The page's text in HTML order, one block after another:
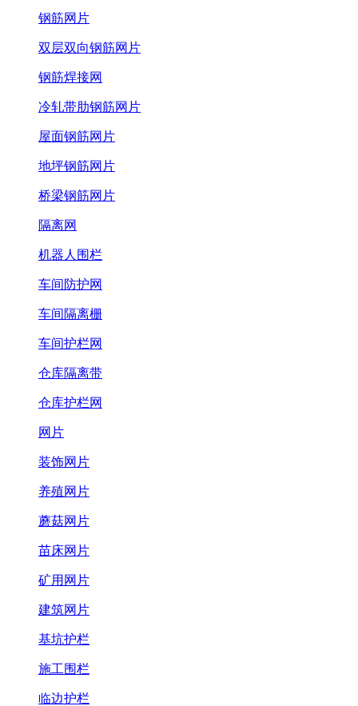
钢筋网片
双层双向钢筋网片
钢筋焊接网
冷轧带肋钢筋网片
屋面钢筋网片
地坪钢筋网片
桥梁钢筋网片
隔离网
机器人围栏
车间防护网
车间隔离栅
车间护栏网
仓库隔离带
仓库护栏网
网片
装饰网片
养殖网片
蘑菇网片
苗床网片
矿用网片
建筑网片
基坑护栏
施工围栏
临边护栏